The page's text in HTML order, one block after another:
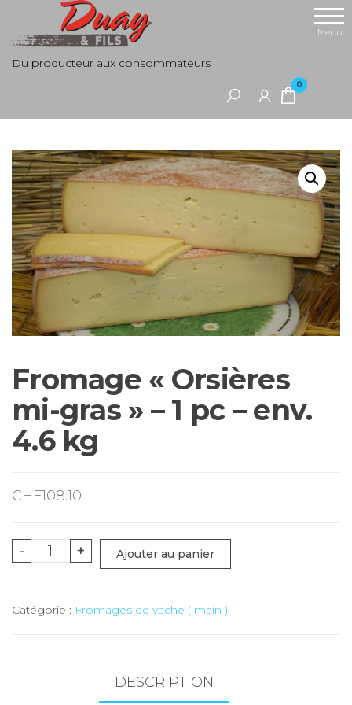
Du producteur aux consommateurs
0
Menu
Fromage « Orsières
mi-gras » – 1 pc – env.
4.6 kg
CHF108.10
-
quantité
"Orsières
+ Ajouter au panier
Catégorie : Fromages de vache ( main )
DESCRIPTION